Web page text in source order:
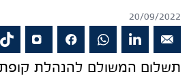
20/09/2022
תשלום המשולם להנהלת